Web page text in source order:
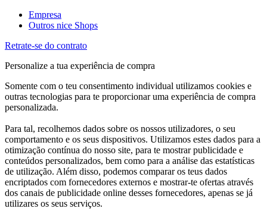
Empresa
Outros nice Shops
Retrate-se do contrato
Personalize a tua experiência de compra
Somente com o teu consentimento individual utilizamos cookies e
outras tecnologias para te proporcionar uma experiência de compra
personalizada.
Para tal, recolhemos dados sobre os nossos utilizadores, o seu
comportamento e os seus dispositivos. Utilizamos estes dados para a
otimização contínua do nosso site, para te mostrar publicidade e
conteúdos personalizados, bem como para a análise das estatísticas
de utilização. Além disso, podemos comparar os teus dados
encriptados com fornecedores externos e mostrar-te ofertas através
dos canais de publicidade online desses fornecedores, apenas se já
utilizares os seus serviços.